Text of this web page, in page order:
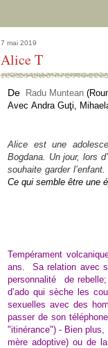
7 mai 2019
Alice T
De Radu Muntean
Avec Andra Guţi,
Alice est une
Bogdana. Un jour, lors
souhaite garder
Ce qui semble être une
Tempérament
ans. Sa relation avec
personnalité de
d’ado qui sèche les
sexuelles avec des
passer de son
"itinérance") - Bien
mère adoptive) ou de